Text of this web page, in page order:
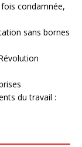
condamnée,
sans bornes
du travail :